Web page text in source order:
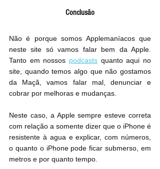
Conclusão
Não é porque somos Applemaníacos que
neste site só vamos falar bem da Apple.
Tanto em nossos podcasts quanto aqui no
site, quando temos algo que não gostamos
da Maçã, vamos falar mal, denunciar e
cobrar por melhoras e mudanças.
Neste caso, a Apple sempre esteve correta
com relação a somente dizer que o iPhone é
resistente à agua e explicar, com números,
o quanto o iPhone pode ficar submerso, em
metros e por quanto tempo.